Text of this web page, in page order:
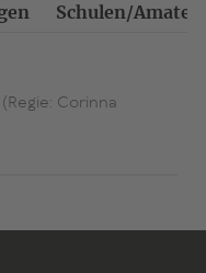
die Nerven bald
ihren Sohn, und
Schulen/
Corinna